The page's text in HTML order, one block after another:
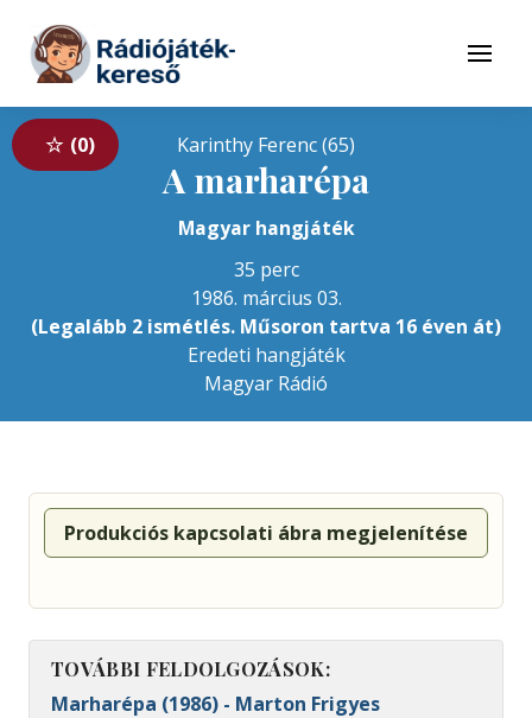
Tovább a tartalomhoz
Menü
0 Karinthy Ferenc (65)
A marharépa
Magyar hangjáték
35 perc
1986. március 03.
(Legalább 2 ismétlés. Műsoron tartva 16 éven át)
Eredeti hangjáték
Magyar Rádió
Produkciós kapcsolati ábra megjelenítése
TOVÁBBI FELDOLGOZÁSOK:
Marharépa (1986) - Marton Frigyes